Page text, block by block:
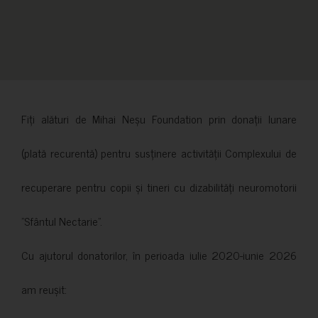
Fiți alături de Mihai Neșu Foundation prin donații lunare
(plată recurentă) pentru susținere activității Complexului de
recuperare pentru copii și tineri cu dizabilități neuromotorii
”Sfântul Nectarie”.
Cu ajutorul donatorilor, în perioada iulie 2020-iunie 2026
am reușit: